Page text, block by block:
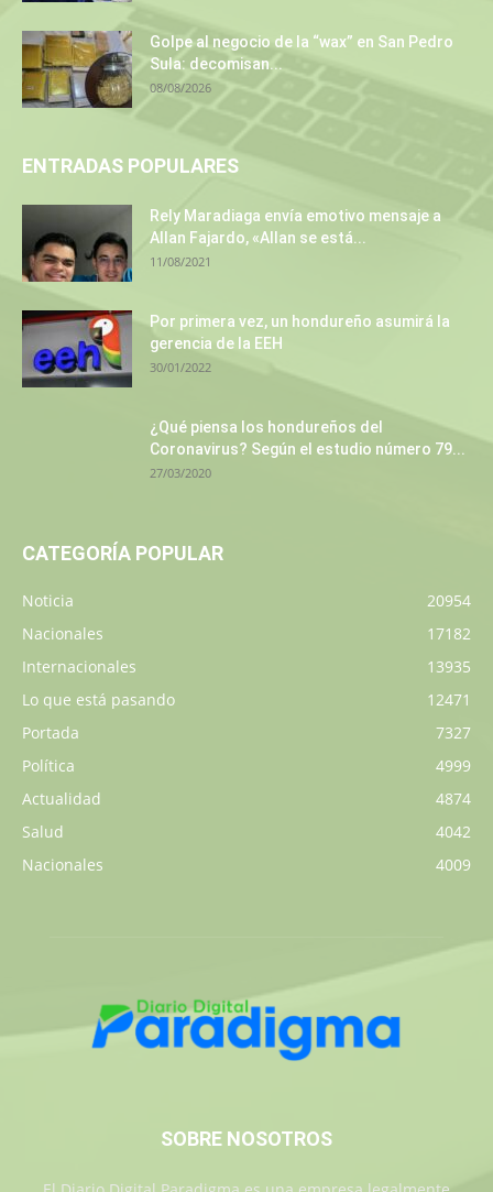
Golpe al negocio de la “wax” en San Pedro
Sula: decomisan...
08/08/2026
ENTRADAS POPULARES
Rely Maradiaga envía emotivo mensaje a
Allan Fajardo, «Allan se está...
11/08/2021
Por primera vez, un hondureño asumirá la
gerencia de la EEH
30/01/2022
¿Qué piensa los hondureños del
Coronavirus? Según el estudio número 79...
27/03/2020
CATEGORÍA POPULAR
Noticia
20954
Nacionales
17182
Internacionales
13935
Lo que está pasando
12471
Portada
7327
Política
4999
Actualidad
4874
Salud
4042
Nacionales
4009
SOBRE NOSOTROS